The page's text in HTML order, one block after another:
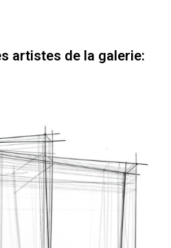
artistes de la galerie: